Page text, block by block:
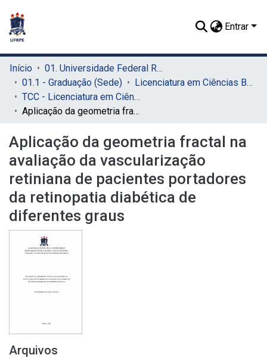
Entrar
Início
01. Universidade Federal Rural de Pernambuco - UFRPE (Sede)
01.1 - Graduação (Sede)
Licenciatura em Ciências Biológicas (Sede)
TCC - Licenciatura em Ciências Biológicas (Sede)
Aplicação da geometria fractal na avaliação da vascularização retiniana de pacientes portadores da retinopatia diabética de diferentes graus
Aplicação da geometria fractal na
avaliação da vascularização
retiniana de pacientes portadores
da retinopatia diabética de
diferentes graus
Arquivos